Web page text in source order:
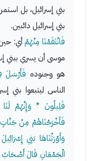
بني إسرائيل، بل
بني إسرائيل دائبين.
فَانْتَقَمْنَا مِنْهُمْأي: حين
موسى أن يسري ببني
هو وجنوده فَأَرْسَلَ
الناس ليتبعوا بني
قَلِيلُونَ * وَإِنَّهُمْ
فَأَخْرَجْنَاهُمْ مِنْ
وَأَوْرَثْنَاهَا بَنِي
الْجَمْعَانِ قَالَ أَصْحَابُ